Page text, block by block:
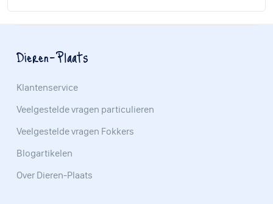
Dieren-Plaats
Klantenservice
Veelgestelde vragen particulieren
Veelgestelde vragen Fokkers
Blogartikelen
Over Dieren-Plaats